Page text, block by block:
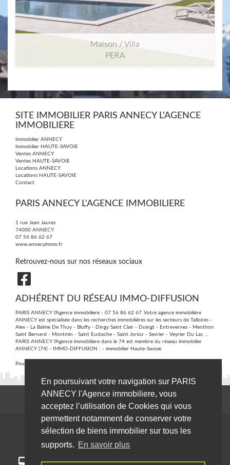
En poursuivant votre navigation sur PARIS
ANNECY l'Agence immobiliere, vous
acceptez l’utilisation de Cookies qui vous
permettent notamment de conserver votre
sélection de biens immobilier sur tous les
supports. En savoir plus
Maison / Villa
PERA
SITE IMMOBILIER PARIS ANNECY L'AGENCE
IMMOBILIERE
Immobilier ANNECY
Immobilier HAUTE-SAVOIE
Ventes ANNECY
Ventes HAUTE-SAVOIE
Locations ANNECY
Locations HAUTE-SAVOIE
Contact
PARIS ANNECY L'AGENCE IMMOBILIERE
1 rue Jean Jaures
74000 ANNECY
07 56 86 62 67
www.annecyimmo.fr
Retrouvez-nous sur nos réseaux sociaux
ADHÉRENT DU RÉSEAU IMMO-DIFFUSION
PARIS ANNECY l'Agence immobiliere - 07 56 86 62 67 .Votre agence immobilière
ANNECY est spécialisée dans les recherches immobilières sur les secteurs de Talloires -
Alex - La Balme De Thuy - Bluffy - Dingy Saint Clair - Duingt - Entrevernes - Menthon
Saint Bernard - Montmin - Saint Eustache - Saint Jorioz - Sevrier - Veyrier Du Lac ...
PARIS ANNECY l'Agence immobiliere dans le 74 est membre du réseau immobilier
ANNECY (74) - IMMO-DIFFUSION : - immobilier Haute-Savoie
Pour plus d'informations contactez notre secrétariat central au :
Pour un meilleur confort, notre site annecyimmo.fr s'adapte